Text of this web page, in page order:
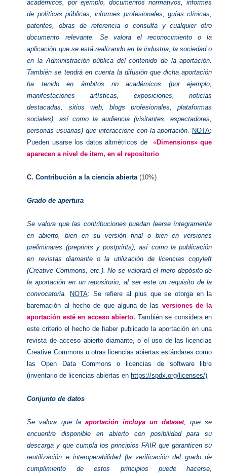
académicos, por ejemplo, documentos normativos, informes
de políticas públicas, informes profesionales, guías clínicas,
patentes, obras de referencia o consulta y cualquier otro
documento relevante. Se valora el reconocimiento o la
aplicación que se está realizando en la industria, la sociedad o
en la Administración pública del contenido de la aportación.
También se tendrá en cuenta la difusión que dicha aportación
ha tenido en ámbitos no académicos (por ejemplo,
manifestaciones artísticas, exposiciones, noticias
destacadas, sitios web, blogs profesionales, plataformas
sociales), así como la audiencia (visitantes, espectadores,
personas usuarias) que interaccione con la aportación. NOTA:
Pueden usarse los datos altmétricos de «Dimensions» que
aparecen a nivel de item, en el repositorio.
C. Contribución a la ciencia abierta(10%)
Grado de apertura
Se valora que las contribuciones puedan leerse íntegramente
en abierto, bien en su versión final o bien en versiones
preliminares (preprints y postprints), así como la publicación
en revistas diamante o la utilización de licencias copyleft
(Creative Commons, etc.). No se valorará el mero depósito de
la aportación en un repositorio, al ser este un requisito de la
convocatoria.
NOTA: Se refiere al plus que se otorga en la
baremación al hecho de que alguna de las versiones de la
aportación esté en acceso abierto. También se considera en
este criterio el hecho de haber publicado la aportación en una
revista de acceso abierto diamante, o el uso de las licencias
Creative Commons u otras licencias abiertas estándares como
las Open Data Commons o licencias de software libre
(inventario de licencias abiertas en https://spdx.org/licenses/)
Conjunto de datos
Se valora que la aportación incluya un dataset, que se
encuentre disponible en abierto con posibilidad para su
descarga y que cumpla los principios FAIR que garanticen su
reutilización e interoperabilidad (la verificación del grado de
cumplimiento de estos principios puede hacerse,